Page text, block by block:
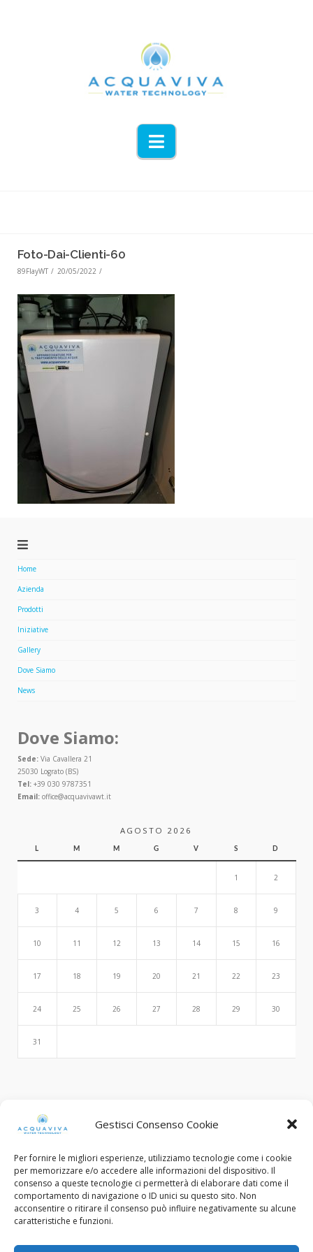
Gestisci Consenso Cookie
Per fornire le migliori esperienze, utilizziamo tecnologie come i cookie
per memorizzare e/o accedere alle informazioni del dispositivo. Il
consenso a queste tecnologie ci permetterà di elaborare dati come il
comportamento di navigazione o ID unici su questo sito. Non
acconsentire o ritirare il consenso può influire negativamente su alcune
caratteristiche e funzioni.
Navigation
Foto-Dai-Clienti-60
89FlayWT 20/05/2022
Home
Azienda
Prodotti
Iniziative
Gallery
Dove Siamo
News
Dove Siamo:
Sede:Via Cavallera 21
25030 Lograto (BS)
Tel:+39 030 9787351
Email:office@acquavivawt.it
AGOSTO 2026
L M M G V S D
1 2
3 4 5 6 7 8 9
10 11 12 13 14 15 16
17 18 19 20 21 22 23
24 25 26 27 28 29 30
31